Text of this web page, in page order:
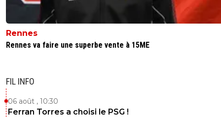
Rennes
Rennes va faire une superbe vente à 15ME
FIL INFO
06 août , 10:30
Ferran Torres a choisi le PSG !